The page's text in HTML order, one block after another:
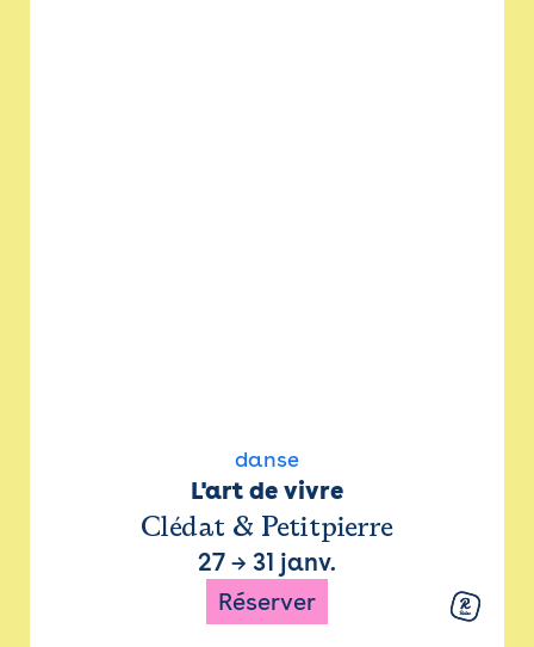
danse
L'art de vivre
Clédat & Petitpierre
27 → 31 janv.
Réserver